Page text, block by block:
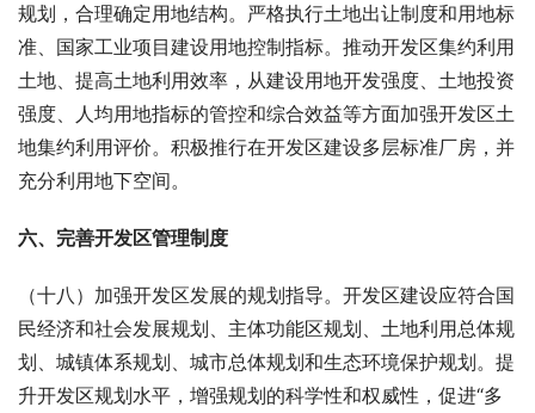
规划，合理确定用地结构。严格执行土地出让制度和用地标
准、国家工业项目建设用地控制指标。推动开发区集约利用
土地、提高土地利用效率，从建设用地开发强度、土地投资
强度、人均用地指标的管控和综合效益等方面加强开发区土
地集约利用评价。积极推行在开发区建设多层标准厂房，并
充分利用地下空间。
六、完善开发区管理制度
（十八）加强开发区发展的规划指导。开发区建设应符合国
民经济和社会发展规划、主体功能区规划、土地利用总体规
划、城镇体系规划、城市总体规划和生态环境保护规划。提
升开发区规划水平，增强规划的科学性和权威性，促进“多